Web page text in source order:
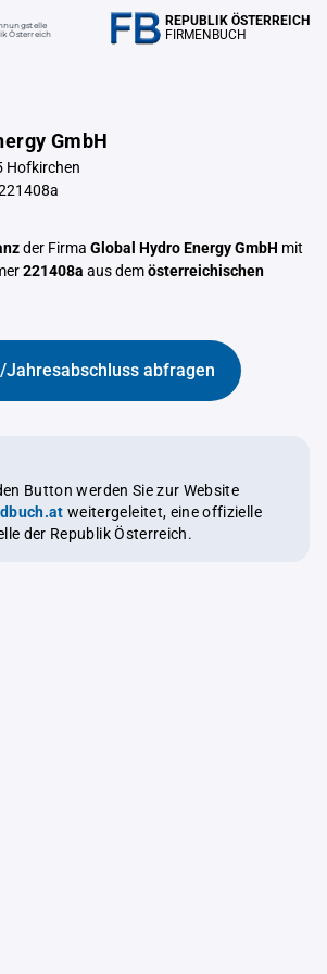
Österreich
REPUBLIK ÖSTERREICH
FIRMENBUCH
GmbH
Hofkirchen
der Firma Global Hydro Energy GmbH mit
221408a aus demösterreichischen
Jahresabschluss abfragen
Button werden Sie zur Website
weitergeleitet, eine offizielle
der Republik Österreich.